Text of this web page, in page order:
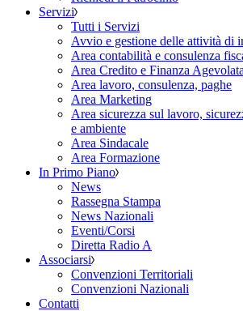
Servizi
Tutti i Servizi
Avvio e gestione delle attività di
Area contabilità e consulenza
Area Credito e Finanza Agevolata
Area lavoro, consulenza, paghe
Area Marketing
Area sicurezza sul lavoro,
e ambiente
Area Sindacale
Area Formazione
In Primo Piano
News
Rassegna Stampa
News Nazionali
Eventi/Corsi
Diretta Radio A
Associarsi
Convenzioni Territoriali
Convenzioni Nazionali
Contatti